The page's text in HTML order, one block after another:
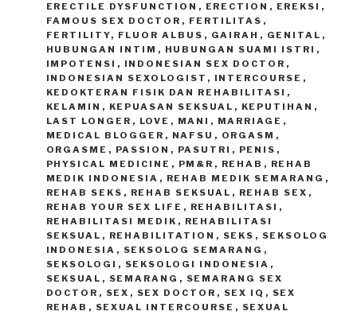
ERECTILE DYSFUNCTION , ERECTION , EREKSI ,
FAMOUS SEX DOCTOR , FERTILITAS ,
FERTILITY, FLUOR ALBUS , GAIRAH , GENITAL ,
HUBUNGAN INTIM , HUBUNGAN SUAMI ISTRI ,
IMPOTENSI , INDONESIAN SEX DOCTOR ,
INDONESIAN SEXOLOGIST , INTERCOURSE ,
KEDOKTERAN FISIK DAN REHABILITASI ,
KELAMIN , KEPUASAN SEKSUAL , KEPUTIHAN ,
LAST LONGER , LOVE , MANI , MARRIAGE ,
MEDICAL BLOGGER , NAFSU , ORGASM ,
ORGASME , PASSION , PASUTRI , PENIS ,
PHYSICAL MEDICINE , PM&R , REHAB , REHAB
MEDIK INDONESIA , REHAB MEDIK SEMARANG ,
REHAB SEKS , REHAB SEKSUAL , REHAB SEX ,
REHAB YOUR SEX LIFE , REHABILITASI ,
REHABILITASI MEDIK , REHABILITASI
SEKSUAL , REHABILITATION , SEKS , SEKSOLOG
INDONESIA , SEKSOLOG SEMARANG ,
SEKSOLOGI , SEKSOLOGI INDONESIA ,
SEKSUAL , SEMARANG , SEMARANG SEX
DOCTOR , SEX , SEX DOCTOR , SEX IQ , SEX
REHAB , SEXUAL INTERCOURSE , SEXUAL